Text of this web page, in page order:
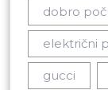
dobro
električni
gucci